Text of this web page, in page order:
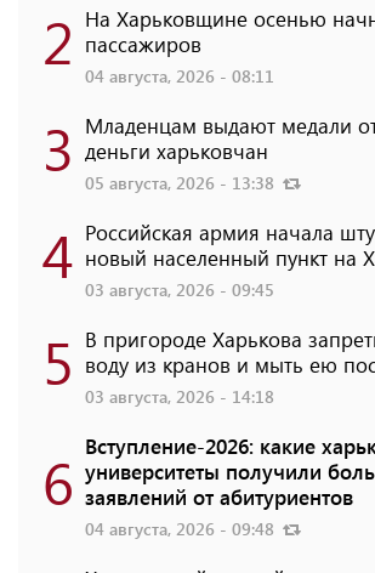
2 На Харьковщине осенью
пассажиров
04 августа, 2026 - 08:11
3 Младенцам выдают медали
деньги харьковчан
05 августа, 2026 - 13:38
4 Российская армия начала
новый населенный пункт на
03 августа, 2026 - 09:45
5 В пригороде Харькова
воду из кранов и мыть ею
03 августа, 2026 - 14:18
6 Вступление-2026: какие
университеты получили
заявлений от абитуриентов
04 августа, 2026 - 09:48